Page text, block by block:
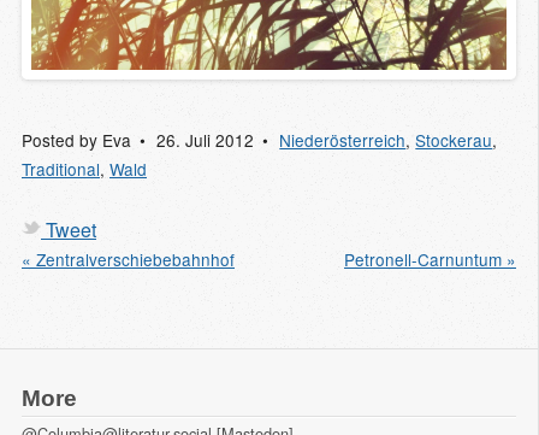
Posted by Eva 26. Juli 2012 Niederösterreich,Stockerau,
Traditional, Wald
Tweet
« Zentralverschiebebahnhof Petronell-Carnuntum »
More